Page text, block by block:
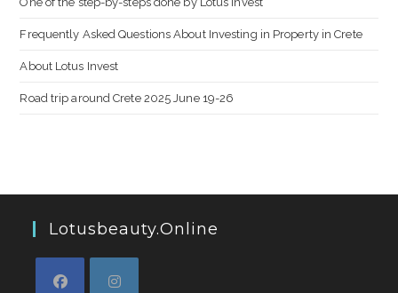
Frequently Asked Questions About Investing in Property in Crete
About Lotus Invest
Road trip around Crete 2025 June 19-26
Lotusbeauty.online